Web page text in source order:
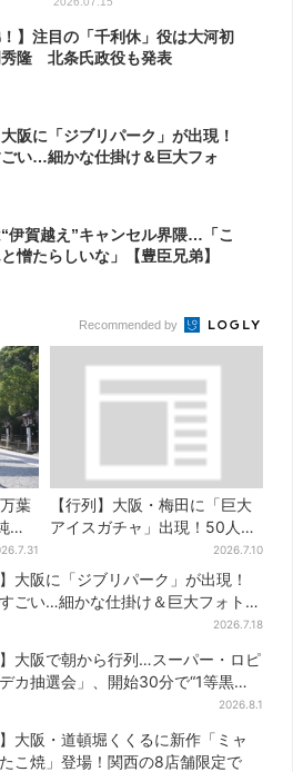
！】注目の「千利休」役は大河初
秀隆 北条氏政役も発表
大阪に「ジブリパーク」が出現！
い…細かな仕掛け＆巨大フォ
伊賀越え”キャンセル界隈…「こ
憎たらしいな」【豊臣兄弟】
Recommended by
葉
喜
プ
【行列】大阪・梅田に「巨大
アイスガチャ」出現！50人以
上が列…初日は即終了、残る
開催日は？
2026.7.10
】大阪に「ジブリパーク」が出現！
ごい…細かな仕掛け＆巨大フォトス
2026.7.18
】大阪で朝から行列…スーパー・ロピ
カ抽選会」、開始30分で“1等黒毛
2026.8.1
】大阪・道頓堀くくるに新作「ミャ
こ焼」登場！関西の8店舗限定で